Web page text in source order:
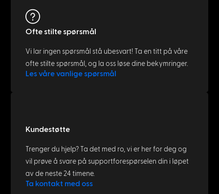
Ofte stilte spørsmål
Vi lar ingen spørsmål stå ubesvart! Ta en titt på våre
ofte stilte spørsmål, og la oss løse dine bekymringer.
Les våre vanlige spørsmål
Kundestøtte
Trenger du hjelp? Ta det med ro, vi er her for deg og
vil prøve å svare på supportforespørselen din i løpet
av de neste 24 timene.
Ta kontakt med oss